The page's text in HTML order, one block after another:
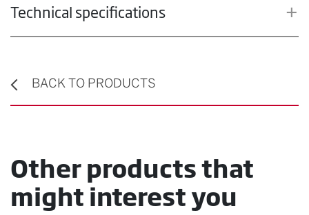
Technical specifications
BACK TO PRODUCTS
Other products that
might interest you